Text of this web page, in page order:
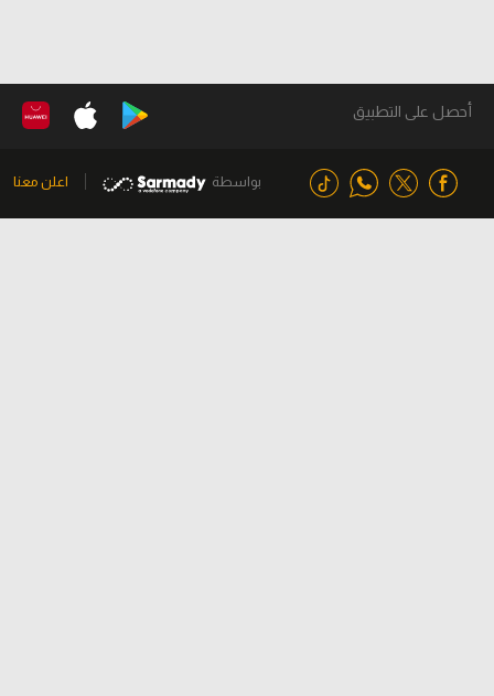
أحصل على التطبيق
بواسطة اعلن معنا